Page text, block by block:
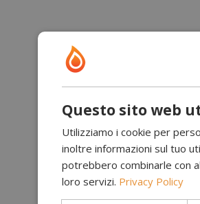
Questo sito web
Utilizziamo i cookie per
inoltre informazioni sul tuo
potrebbero combinarle con
loro servizi. Privacy Policy